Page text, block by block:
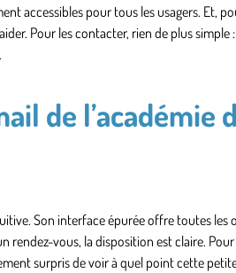
accessibles pour tous les usagers. Et,
Pour les contacter, rien de plus
de l’académie
Son interface épurée offre toutes les
vous, la disposition est claire.
surpris de voir à quel point cette